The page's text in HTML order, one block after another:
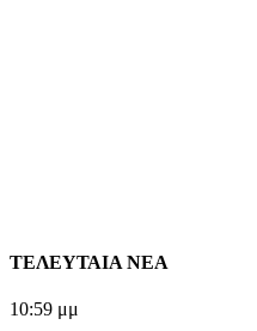
ΤΕΛΕΥΤΑΙΑ ΝΕΑ
10:59 μμ